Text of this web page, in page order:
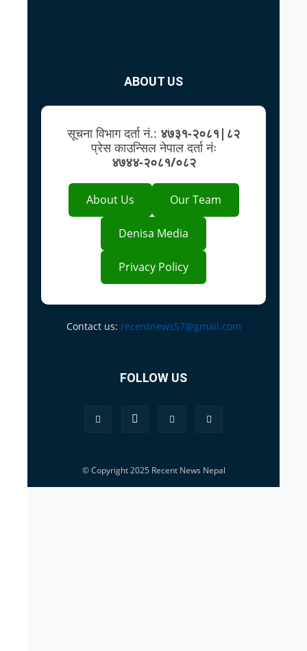
ABOUT US
सूचना विभाग दर्ता नं.: ४७३१-२०८१|८२
प्रेस काउन्सिल नेपाल दर्ता नंः
४७४४-२०८१/०८२
About Us Our Team
Denisa Media
Privacy Policy
Contact us: recentnews57@gmail.com
FOLLOW US
© Copyright 2025 Recent News Nepal